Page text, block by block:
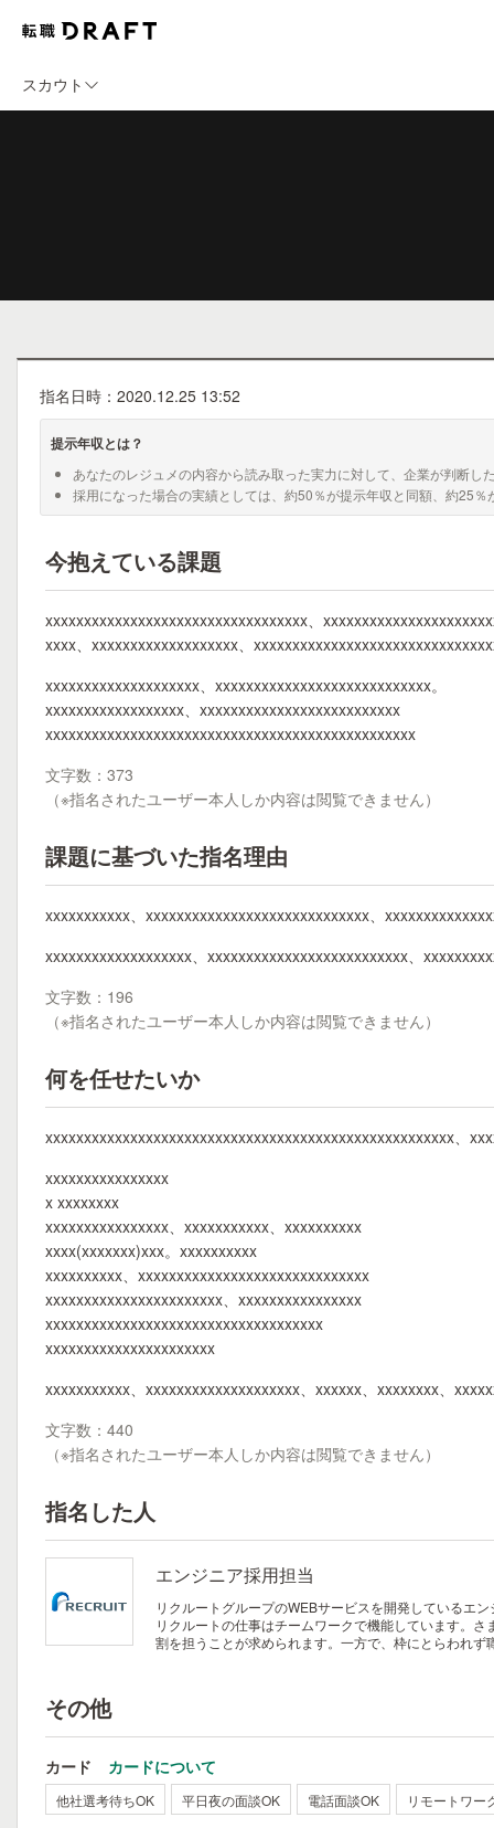
スカウト
指名日時：2020.12.25 13:52
提示年収とは？
あなたのレジュメの内容から読み取った実力に対して、企業が判断し
採用になった場合の実績としては、約50％が提示年収と同額、約25
今抱えている課題
xxxxxxxxxxxxxxxxxxxxxxxxxxxxxxxxxx、
xxxx、xxxxxxxxxxxxxxxxxxx、
xxxxxxxxxxxxxxxxxxxx、xxxxxxxxxxxxxxxxxxxxxxxxxxxx。
xxxxxxxxxxxxxxxxxx、xxxxxxxxxxxxxxxxxxxxxxxxxx
xxxxxxxxxxxxxxxxxxxxxxxxxxxxxxxxxxxxxxxxxxxxxxxx
文字数：373
（※指名されたユーザー本人しか内容は閲覧できません）
課題に基づいた指名理由
xxxxxxxxxxx、xxxxxxxxxxxxxxxxxxxxxxxxxxxxx、
xxxxxxxxxxxxxxxxxxx、xxxxxxxxxxxxxxxxxxxxxxxxxx、
文字数：196
（※指名されたユーザー本人しか内容は閲覧できません）
何を任せたいか
xxxxxxxxxxxxxxxxxxxxxxxxxxxxxxxxxxxxxxxxxxxxxxxxxxxxx、
xxxxxxxxxxxxxxxx
x xxxxxxxx
xxxxxxxxxxxxxxxx、xxxxxxxxxxx、xxxxxxxxxx
xxxx(xxxxxxx)xxx。xxxxxxxxxx
xxxxxxxxxx、xxxxxxxxxxxxxxxxxxxxxxxxxxxxxx
xxxxxxxxxxxxxxxxxxxxxxx、xxxxxxxxxxxxxxxx
xxxxxxxxxxxxxxxxxxxxxxxxxxxxxxxxxxxx
xxxxxxxxxxxxxxxxxxxxxx
xxxxxxxxxxx、xxxxxxxxxxxxxxxxxxxx、xxxxxx、xxxxxxxx、
文字数：440
（※指名されたユーザー本人しか内容は閲覧できません）
指名した人
エンジニア採用担当
リクルートグループのWEBサービスを開発しているエン
リクルートの仕事はチームワークで機能しています。
割を担うことが求められます。一方で、枠にとらわれず
その他
カード カードについて
他社選考待ちOK 平日夜の面談OK 電話面談OK リモートワー